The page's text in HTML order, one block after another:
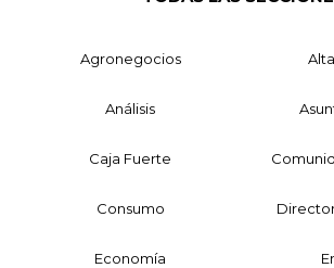
Agronegocios
Análisis
Caja Fuerte
Consumo
Economía